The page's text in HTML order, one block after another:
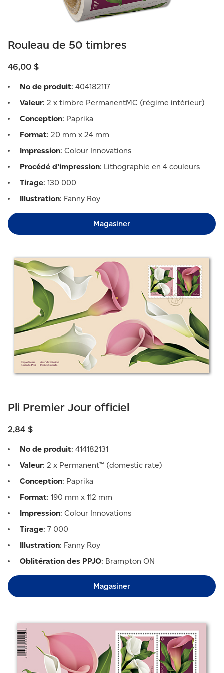
Rouleau de 50 timbres
46,00 $
No de produit: 404182117
Valeur: 2 x timbre PermanentMC (régime intérieur)
Conception: Paprika
Format: 20 mm x 24 mm
Impression: Colour Innovations
Procédé d'impression: Lithographie en 4 couleurs
Tirage: 130 000
Illustration: Fanny Roy
Magasiner
Pli Premier Jour officiel
2,84 $
No de produit: 414182131
Valeur: 2 x Permanent™ (domestic rate)
Conception: Paprika
Format: 190 mm x 112 mm
Impression: Colour Innovations
Tirage: 7 000
Illustration: Fanny Roy
Oblitération des PPJO: Brampton ON
Magasiner